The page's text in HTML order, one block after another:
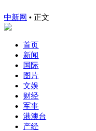
中新网 • 正文
首页
新闻
国际
图片
文娱
财经
军事
港澳台
产经